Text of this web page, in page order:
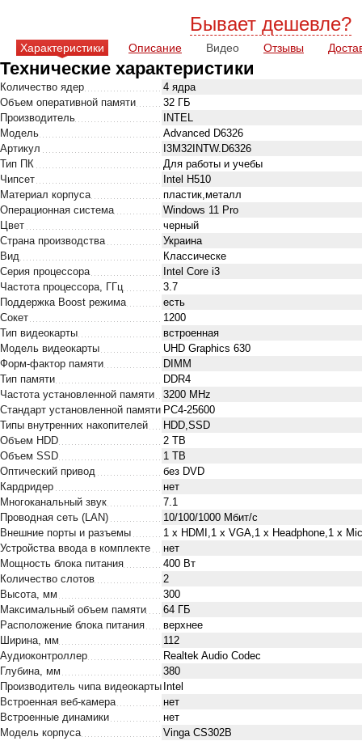
Бывает дешевле?
Характеристики Описание Видео Отзывы
Технические характеристики
Количество ядер
4 ядра
Объем оперативной памяти
32 ГБ
Производитель
INTEL
Модель
Advanced D6326
Артикул
I3M32INTW.D6326
Тип ПК
Для работы и учебы
Чипсет
Intel H510
Материал корпуса
пластик,металл
Операционная система
Windows 11 Pro
Цвет
черный
Страна производства
Украина
Вид
Классическе
Серия процессора
Intel Core i3
Частота процессора, ГГц
3.7
Поддержка Boost режима
есть
Сокет
1200
Тип видеокарты
встроенная
Модель видеокарты
UHD Graphics 630
Форм-фактор памяти
DIMM
Тип памяти
DDR4
Частота установленной памяти
3200 MHz
Стандарт установленной памяти PC4-25600
Типы внутренних накопителей
HDD,SSD
Объем HDD
2 TB
Объем SSD
1 TB
Оптический привод
без DVD
Кардридер
нет
Многоканальный звук
7.1
Проводная сеть (LAN)
10/100/1000 Мбит/с
Внешние порты и разъемы
1 x HDMI,1 x VGA,1 x Нeadphone,1 х
Устройства ввода в комплекте
нет
Мощность блока питания
400 Вт
Количество слотов
2
Высота, мм
300
Максимальный объем памяти
64 ГБ
Расположение блока питания
верхнее
Ширина, мм
112
Аудиоконтроллер
Realtek Audio Codec
Глубина, мм
380
Производитель чипа видеокарты Intel
Встроенная веб-камера
нет
Встроенные динамики
нет
Модель корпуса
Vinga CS302B